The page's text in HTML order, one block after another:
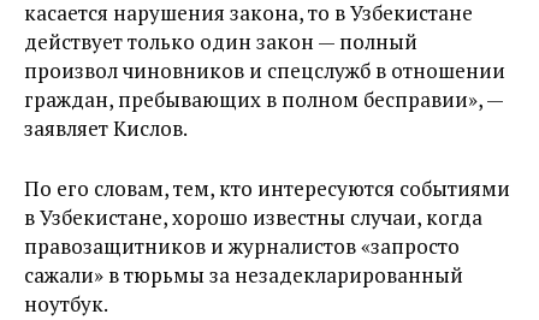
касается нарушения закона, то в Узбекистане
действует только один закон — полный
произвол чиновников и спецслужб в отношении
граждан, пребывающих в полном бесправии», —
заявляет Кислов.
По его словам, тем, кто интересуются событиями
в Узбекистане, хорошо известны случаи, когда
правозащитников и журналистов «запросто
сажали» в тюрьмы за незадекларированный
ноутбук.